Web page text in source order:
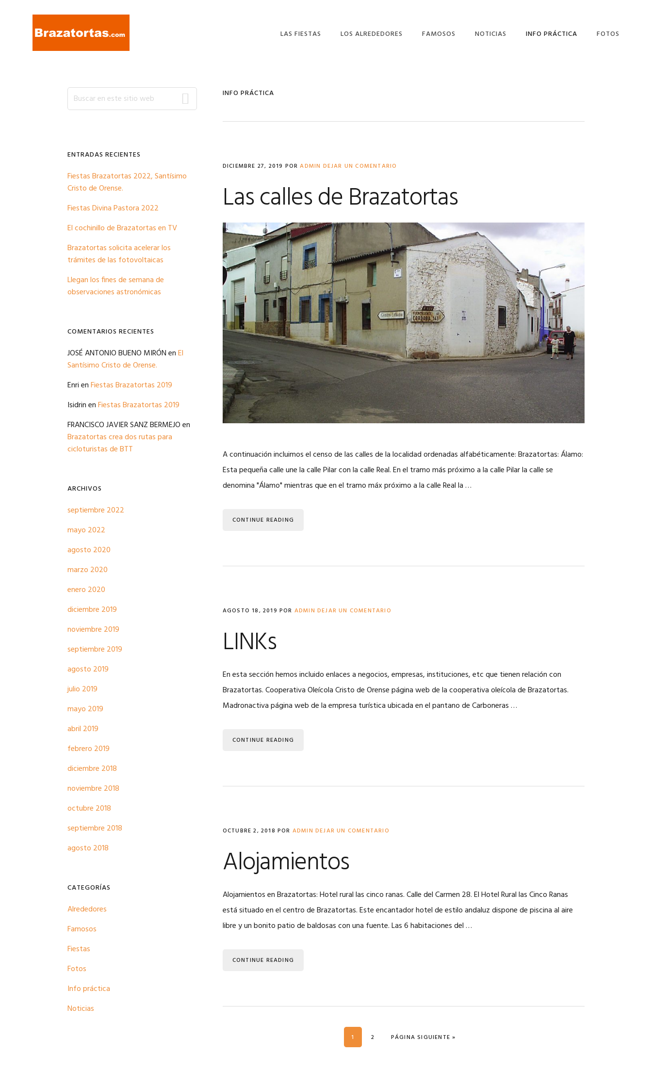
navegación
LAS FIESTAS
DE ORENSE.
LOS ALREDEDORES FAMOSOS NOTICIAS INFO PRÁCTICA FOTOS
INFO PRÁCTICA
DICIEMBRE 27, 2019 PORADMIN DEJAR UN COMENTARIO
Las calles de Brazatortas
A continuación incluimos el censo de las calles de la localidad ordenadas alfabéticamente: Brazatortas: Álamo:
Esta pequeña calle une la calle Pilar con la calle Real. En el tramo más próximo a la calle Pilar la calle se
denomina "Álamo" mientras que en el tramo máx próximo a la calle Real la …
CONTINUE READING
AGOSTO 18, 2019 POR ADMIN DEJAR UN COMENTARIO
LINKs
En esta sección hemos incluido enlaces a negocios, empresas, instituciones, etc que tienen relación con
Brazatortas. Cooperativa Oleícola Cristo de Orense página web de la cooperativa oleícola de Brazatortas.
Madronactiva página web de la empresa turística ubicada en el pantano de Carboneras …
CONTINUE READING
OCTUBRE 2, 2018 POR ADMIN DEJAR UN COMENTARIO
Alojamientos
Alojamientos en Brazatortas: Hotel rural las cinco ranas. Calle del Carmen 28. El Hotel Rural las Cinco Ranas
está situado en el centro de Brazatortas. Este encantador hotel de estilo andaluz dispone de piscina al aire
libre y un bonito patio de baldosas con una fuente. Las 6 habitaciones del …
CONTINUE READING
PÁGINA
1 PÁGINA
2 IR A LA
PÁGINA SIGUIENTE »
Barra
primaria
Buscar
en
ENTRADAS RECIENTES
Fiestas Brazatortas 2022, Santísimo
Cristo de Orense.
Fiestas Divina Pastora 2022
El cochinillo de Brazatortas en TV
Brazatortas solicita acelerar los
trámites de las fotovoltaicas
Llegan los fines de semana de
observaciones astronómicas
COMENTARIOS RECIENTES
JOSÉ ANTONIO BUENO MIRÓNenEl
Santísimo Cristo de Orense.
EnrienFiestas Brazatortas 2019
IsidrinenFiestas Brazatortas 2019
FRANCISCO JAVIER SANZ BERMEJOen
Brazatortas crea dos rutas para
cicloturistas de BTT
ARCHIVOS
septiembre 2022
mayo 2022
agosto 2020
marzo 2020
enero 2020
diciembre 2019
noviembre 2019
septiembre 2019
agosto 2019
julio 2019
mayo 2019
abril 2019
febrero 2019
diciembre 2018
noviembre 2018
octubre 2018
septiembre 2018
agosto 2018
CATEGORÍAS
Alrededores
Famosos
Fiestas
Fotos
Info práctica
Noticias